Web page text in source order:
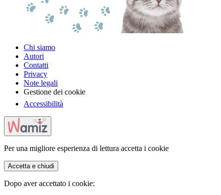
Chi siamo
Autori
Contatti
Privacy
Note legali
Gestione dei cookie
Accessibilità
Per una migliore esperienza di lettura accetta i cookie
Accetta e chiudi
Dopo aver accettato i cookie: